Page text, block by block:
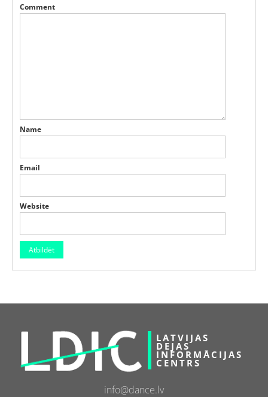
Comment
Name
Email
Website
LATVIJAS
DEJAS
INFORMĀCIJAS
CENTRS
info@dance.lv